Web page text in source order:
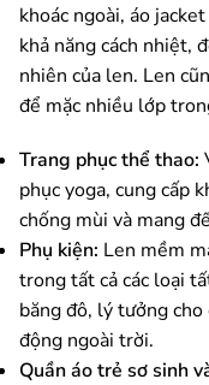
khoác ngoài, áo
khả năng cách nhiệt,
nhiên của len. Len
để mặc nhiều lớp
Trang phục thể thao:
phục yoga, cung cấp
chống mùi và mang
Phụ kiện: Len mềm
trong tất cả các loại
băng đô, lý tưởng cho
động ngoài trời.
Quần áo trẻ sơ sinh